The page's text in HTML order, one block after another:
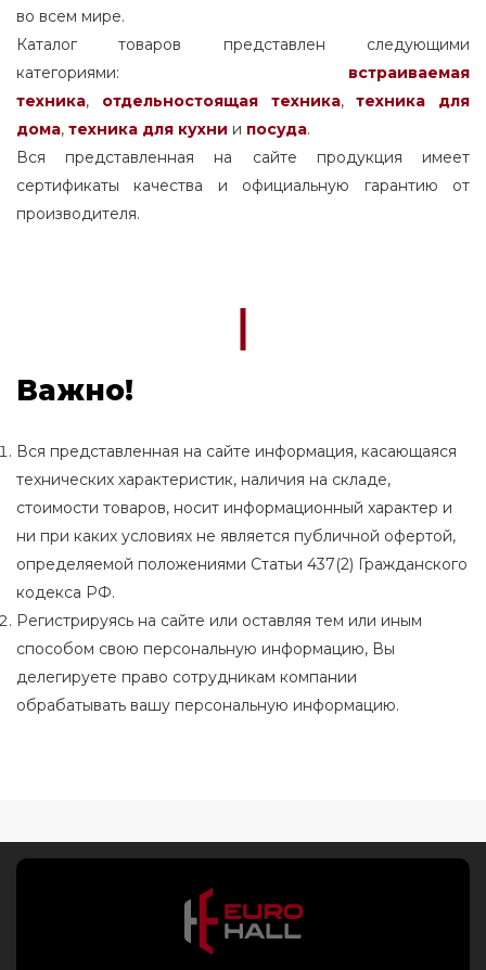
во всем мире.
Каталог товаров представлен следующими
категориями: встраиваемая
техника, отдельностоящаятехника,
техника для
дома, техника для кухни и посуда.
Вся представленная на сайте продукция имеет
сертификаты качества и официальную гарантию от
производителя.
Важно!
Вся представленная на сайте информация, касающаяся
технических характеристик, наличия на складе,
стоимости товаров, носит информационный характер и
ни при каких условиях не является публичной офертой,
определяемой положениями Статьи 437(2) Гражданского
кодекса РФ.
Регистрируясь на сайте или оставляя тем или иным
способом свою персональную информацию, Вы
делегируете право сотрудникам компании
обрабатывать вашу персональную информацию.